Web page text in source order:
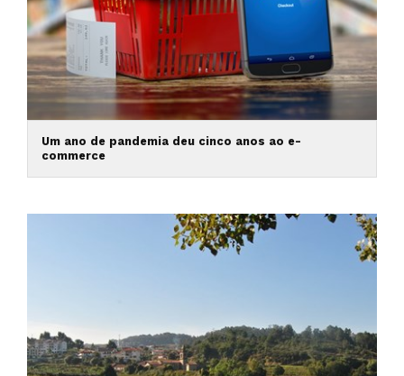
Um ano de pandemia deu cinco anos ao e-
commerce